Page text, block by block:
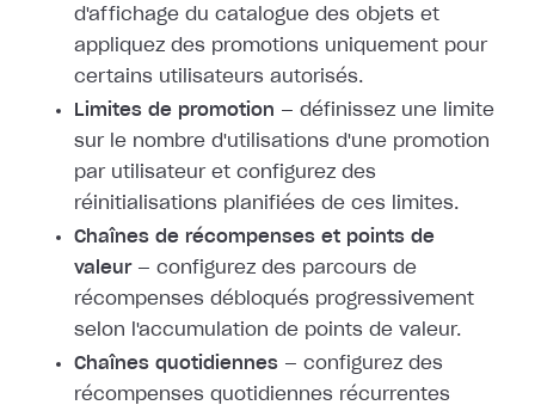
d'affichage du catalogue des objets et
appliquez des promotions uniquement pour
certains utilisateurs autorisés.
Limites de promotion — définissez une limite
sur le nombre d'utilisations d'une promotion
par utilisateur et configurez des
réinitialisations planifiées de ces limites.
Chaînes de récompenses et points de
valeur— configurez des parcours de
récompenses débloqués progressivement
selon l'accumulation de points de valeur.
Chaînes quotidiennes — configurez des
récompenses quotidiennes récurrentes